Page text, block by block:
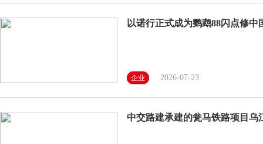
以诺行正式成为鹦鹉88闪点修中
企业 2026-07-23
中交路建承建的瓮马铁路项目